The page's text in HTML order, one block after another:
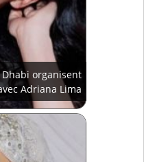
organisent
Adriana Lima